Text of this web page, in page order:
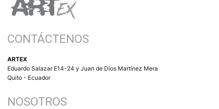
CONTÁCTENOS
ARTEX
Eduardo Salazar E14-24 y Juan de Dios Martínez Mera
Quito - Ecuador
NOSOTROS